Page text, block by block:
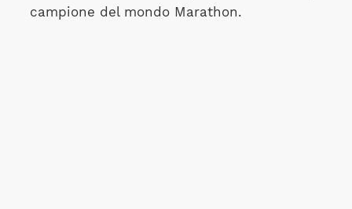
campione del mondo Marathon.